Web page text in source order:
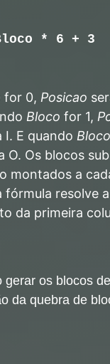
* 6 + 3
for 0, Posicao
Bloco for 1,
I. E quando Bloco
O. Os blocos
montados a
fórmula resolve
da primeira
gerar os blocos
da quebra de